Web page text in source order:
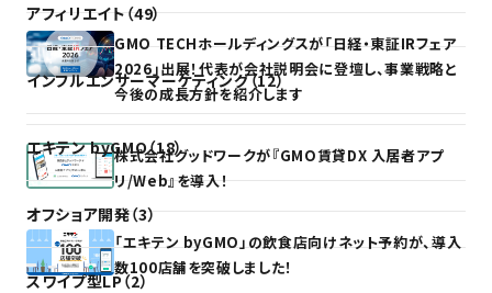
アフィリエイト（49）
インフルエンサーマーケティング（12）
エキテン byGMO（18）
オフショア開発（3）
スワイプ型LP（2）
GMO TECHホールディングスが「日経・東証IRフェア
2026」出展！代表が会社説明会に登壇し、事業戦略と
今後の成長方針を紹介します
株式会社グッドワークが『GMO賃貸DX 入居者アプ
リ/Web』を導入！
「エキテン byGMO」の飲食店向けネット予約が、導入
数100店舗を突破しました！